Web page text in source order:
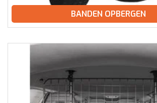
BANDEN OPBERGEN